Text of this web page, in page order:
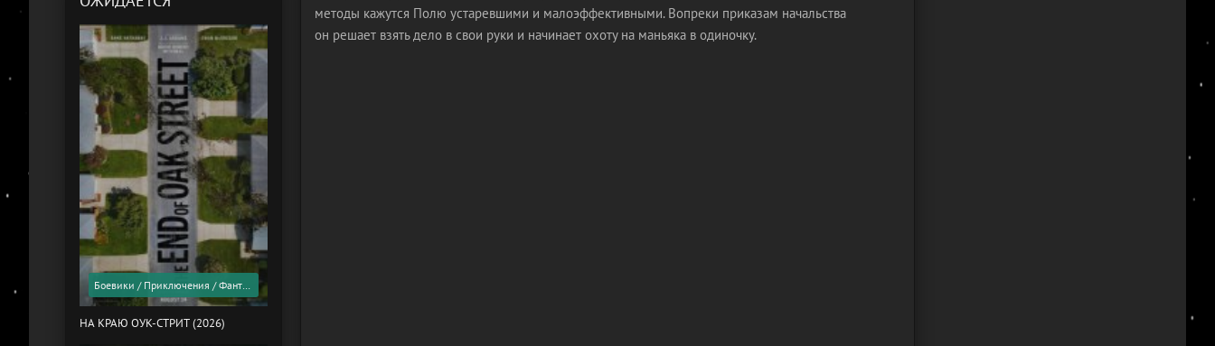
методы кажутся Полю устаревшими и малоэффективными. Вопреки приказам начальства
он решает взять дело в свои руки и начинает охоту на маньяка в одиночку.
Боевики / Приключения / Фантастика / Фильмы 2026 года / Скоро в кино
НА КРАЮ ОУК-СТРИТ (2026)